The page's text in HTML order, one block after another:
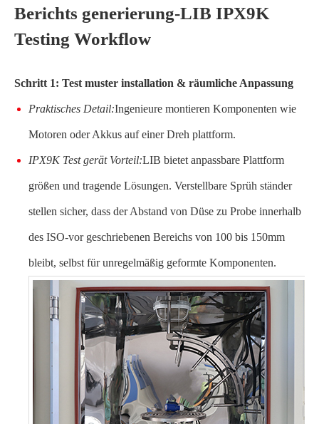
Berichts generierung-LIB IPX9K
Testing Workflow
Schritt 1: Test muster installation & räumliche Anpassung
Praktisches Detail:Ingenieure montieren Komponenten wie
Motoren oder Akkus auf einer Dreh plattform.
IPX9K Test gerät Vorteil:LIB bietet anpassbare Plattform
größen und tragende Lösungen. Verstellbare Sprüh ständer
stellen sicher, dass der Abstand von Düse zu Probe innerhalb
des ISO-vor geschriebenen Bereichs von 100 bis 150mm
bleibt, selbst für unregelmäßig geformte Komponenten.